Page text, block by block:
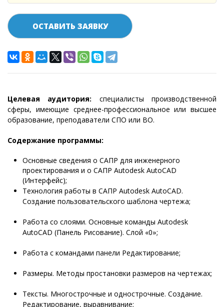
ОСТАВИТЬ ЗАЯВКУ
Целевая аудитория: специалисты производственной
сферы, имеющие среднее-профессиональное или высшее
образование, преподаватели СПО или ВО.
Содержание программы:
Основные сведения о САПР для инженерного
проектирования и о САПР Autodesk AutoCAD
(Интерфейс);
Технология работы в САПР Autodesk AutoCAD.
Создание пользовательского шаблона чертежа;
Работа со слоями. Основные команды Autodesk
AutoCAD (Панель Рисование). Слой «0»;
Работа с командами панели Редактирование;
Размеры. Методы простановки размеров на чертежах;
Тексты. Многострочные и однострочные. Создание.
Редактирование, выравнивание;